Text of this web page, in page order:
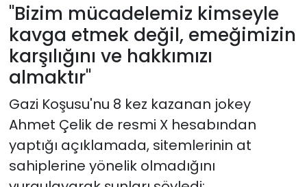
"Bizim mücadelemiz kimseyle
kavga etmek değil, emeğimizin
karşılığını ve hakkımızı
almaktır"
Gazi Koşusu'nu 8 kez kazanan jokey
Ahmet Çelik de resmi X hesabından
yaptığı açıklamada, sitemlerinin at
sahiplerine yönelik olmadığını